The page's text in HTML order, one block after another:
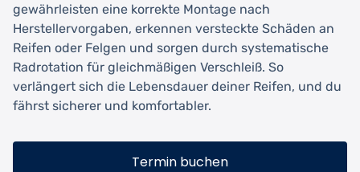
gewährleisten eine korrekte Montage nach
Herstellervorgaben, erkennen versteckte Schäden an
Reifen oder Felgen und sorgen durch systematische
Radrotation für gleichmäßigen Verschleiß. So
verlängert sich die Lebensdauer deiner Reifen, und du
fährst sicherer und komfortabler.
Termin buchen